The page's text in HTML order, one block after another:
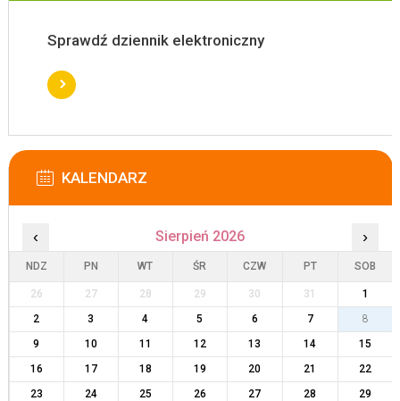
Sprawdź dziennik elektroniczny
KALENDARZ
‹ Sierpień 2026 ›
NDZ PN WT ŚR CZW PT SOB
26 27 28 29 30 31
1
2
3 4 5 6 7
8
9
10 11 12 13 14
15
16
17 18 19 20 21
22
23
24 25 26 27 28
29